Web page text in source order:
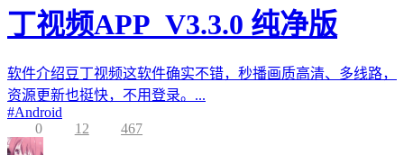
丁视频APP_V3.3.0 纯净版
软件介绍豆丁视频这软件确实不错，秒播画质高清、多线路，
资源更新也挺快，不用登录。...
#Android
0
12 467